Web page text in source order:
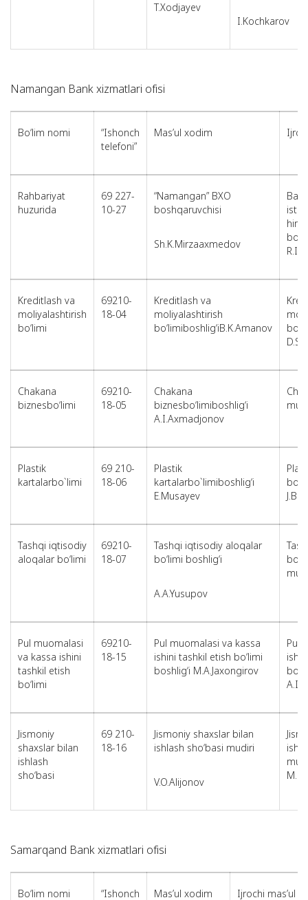
T.Xodjayev
I.Kochkarov
Namangan Bank xizmatlari ofisi
Bo‘lim nomi
“Ishonch
telefoni”
Mas’ul xodim
Rahbariyat
huzurida
69 227-
10-27
“Namangan” BXO
boshqaruvchisi
Sh.K.Mirzaaxmedov
Kreditlash va
moliyalashtirish
bo‘limi
69210-
18-04
Kreditlash va
moliyalashtirish
bo‘limiboshlig‘iB.K.Amanov
Chakana
biznesbo‘limi
69210-
18-05
Chakana
biznesbo‘limiboshlig‘i
A.I.Axmadjonov
Plastik
kartalarbo`limi
69 210-
18-06
Plastik
kartalarbo`limiboshlig‘i
E.Musayev
Tashqi iqtisodiy
aloqalar bo‘limi
69210-
18-07
Tashqi iqtisodiy aloqalar
bo‘limi boshlig‘i
A.A.Yusupov
Pul muomalasi
va kassa ishini
tashkil etish
bo‘limi
69210-
18-15
Pul muomalasi va kassa
ishini tashkil etish bo‘limi
boshlig‘i M.A.Jaxongirov
Pul
Jismoniy
shaxslar bilan
ishlash
sho‘basi
69 210-
18-16
Jismoniy shaxslar bilan
ishlash sho‘basi mudiri
V.O.Alijonov
Samarqand Bank xizmatlari ofisi
Bo‘lim nomi “Ishonch Mas’ul xodim Ijrochi mas’ul